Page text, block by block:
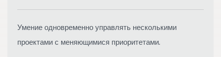
Умение одновременно управлять несколькими
проектами с меняющимися приоритетами.